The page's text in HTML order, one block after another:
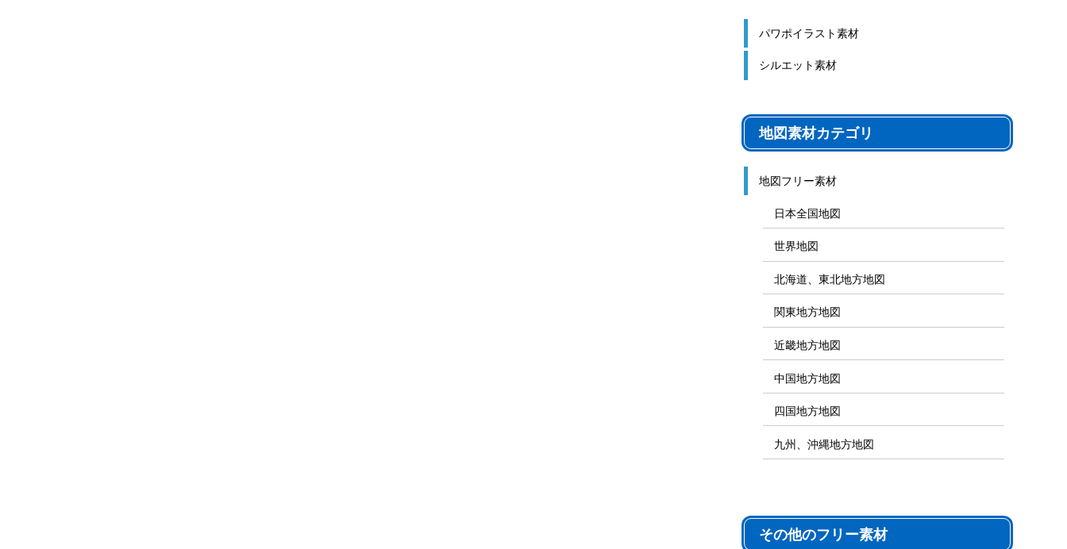
パワポイラスト素材
シルエット素材
地図素材カテゴリ
地図フリー素材
日本全国地図
世界地図
北海道、東北地方地図
関東地方地図
近畿地方地図
中国地方地図
四国地方地図
九州、沖縄地方地図
その他のフリー素材